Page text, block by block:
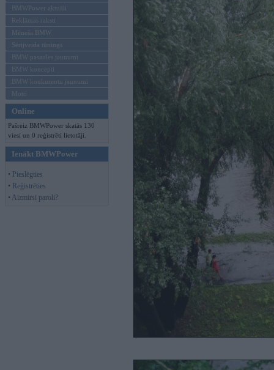
BMWPower aktuāli
Reklāmas raksti
Mēneša BMW
Sērijveida tūnings
BMW pasaules jaunumi
BMW koncepti
BMW konkurentu jaunumi
Moto
Online
Pašreiz BMWPower skatās 130
viesi un 0 reģistrēti lietotāji.
Ienākt BMWPower
• Pieslēgties
• Reģistrēties
• Aizmirsi paroli?